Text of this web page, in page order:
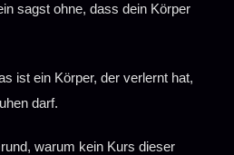
sagst ohne, dass dein Körper
ist ein Körper, der verlernt hat,
darf.
warum kein Kurs dieser